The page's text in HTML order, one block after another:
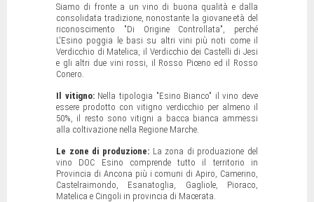
Siamo di fronte a un vino di buona qualità e dalla
consolidata tradizione, nonostante la giovane età del
riconoscimento "Di Origine Controllata", perché
L'Esino poggia le basi su altri vini più noti come il
Verdicchio di Matelica, il Verdicchio dei Castelli di Jesi
e gli altri due vini rossi, il Rosso Piceno ed il Rosso
Conero.
Il vitigno:Nella tipologia "Esino Bianco" il vino deve
essere prodotto con vitigno verdicchio per almeno il
50%, il resto sono vitigni a bacca bianca ammessi
alla coltivazione nella Regione Marche.
Le zone di produzione:La zona di produazione del
vino DOC Esino comprende tutto il territorio in
Provincia di Ancona più i comuni di Apiro, Camerino,
Castelraimondo, Esanatoglia, Gagliole, Pioraco,
Matelica e Cingoli in provincia di Macerata.